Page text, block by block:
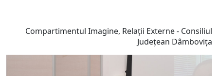
Compartimentul Imagine, Relații Externe - Consiliul
Județean Dâmbovița